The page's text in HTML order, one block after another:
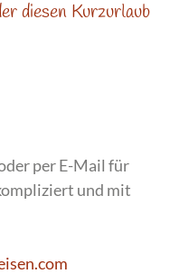
diesen Kurzurlaub
per E-Mail für
und mit